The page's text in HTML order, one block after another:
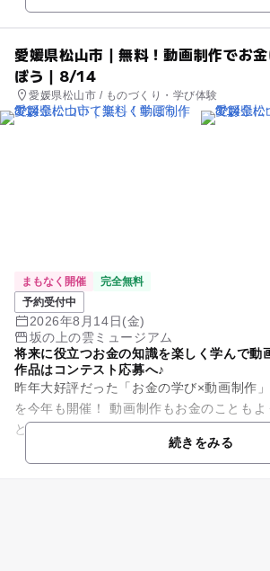
愛媛県松山市｜無料！動画制作でお
ぼう｜8/14
愛媛県松山市 / ものづくり・学び体験
まもなく開催
完全無料
予約受付中
2026年8月14日(金)
坂の上の雲ミュージアム
将来に役立つお金の知識を楽しく学んで動
作品はコンテスト応募へ♪
昨年大好評だった「お金の学び×動画制作
を今年も開催！ 動画制作もお金のこともよくわからない・・・
という方でも大丈夫！ お金の講師と大学生がサポートに入るの
続きをみる